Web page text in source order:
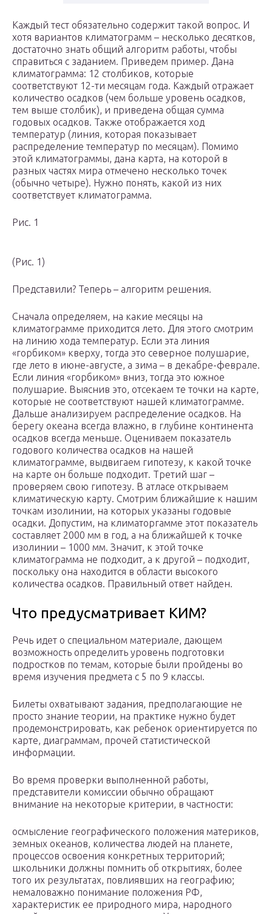
Каждый тест обязательно содержит такой вопрос. И
хотя вариантов климатограмм – несколько десятков,
достаточно знать общий алгоритм работы, чтобы
справиться с заданием. Приведем пример. Дана
климатограмма: 12 столбиков, которые
соответствуют 12-ти месяцам года. Каждый отражает
количество осадков (чем больше уровень осадков,
тем выше столбик), и приведена общая сумма
годовых осадков. Также отображается ход
температур (линия, которая показывает
распределение температур по месяцам). Помимо
этой климатограммы, дана карта, на которой в
разных частях мира отмечено несколько точек
(обычно четыре). Нужно понять, какой из них
соответствует климатограмма.
Рис. 1
(Рис. 1)
Представили? Теперь – алгоритм решения.
Сначала определяем, на какие месяцы на
климатограмме приходится лето. Для этого смотрим
на линию хода температур. Если эта линия
«горбиком» кверху, тогда это северное полушарие,
где лето в июне-августе, а зима – в декабре-феврале.
Если линия «горбиком» вниз, тогда это южное
полушарие. Выяснив это, отсекаем те точки на карте,
которые не соответствуют нашей климатограмме.
Дальше анализируем распределение осадков. На
берегу океана всегда влажно, в глубине континента
осадков всегда меньше. Оцениваем показатель
годового количества осадков на нашей
климатограмме, выдвигаем гипотезу, к какой точке
на карте он больше подходит. Третий шаг –
проверяем свою гипотезу. В атласе открываем
климатическую карту. Смотрим ближайшие к нашим
точкам изолинии, на которых указаны годовые
осадки. Допустим, на климаторгамме этот показатель
составляет 2000 мм в год, а на ближайшей к точке
изолинии – 1000 мм. Значит, к этой точке
климатограмма не подходит, а к другой – подходит,
поскольку она находится в области высокого
количества осадков. Правильный ответ найден.
Что предусматривает КИМ?
Речь идет о специальном материале, дающем
возможность определить уровень подготовки
подростков по темам, которые были пройдены во
время изучения предмета с 5 по 9 классы.
Билеты охватывают задания, предполагающие не
просто знание теории, на практике нужно будет
продемонстрировать, как ребенок ориентируется по
карте, диаграммам, прочей статистической
информации.
Во время проверки выполненной работы,
представители комиссии обычно обращают
внимание на некоторые критерии, в частности:
осмысление географического положения материков,
земных океанов, количества людей на планете,
процессов освоения конкретных территорий;
школьники должны помнить об открытиях, более
того их результатах, повлиявших на географию;
немаловажно понимание положения РФ,
характеристик ее природного мира, народного